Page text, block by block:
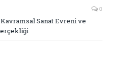
0
Kavramsal Sanat Evreni ve